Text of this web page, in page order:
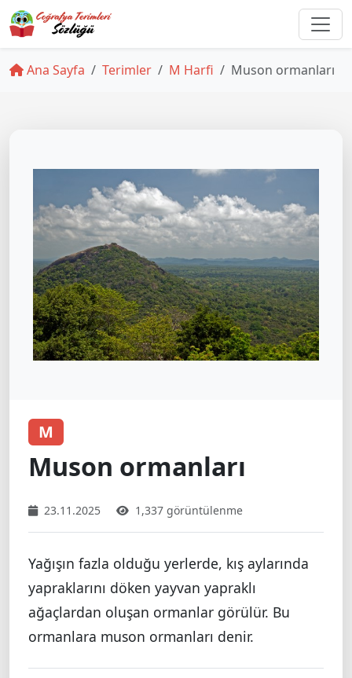
Ana Sayfa Terimler M Harfi Muson ormanları
M
Muson ormanları
23.11.2025 1,337 görüntülenme
Yağışın fazla olduğu yerlerde, kış aylarında
yapraklarını döken yayvan yapraklı
ağaçlardan oluşan ormanlar görülür. Bu
ormanlara muson ormanları denir.